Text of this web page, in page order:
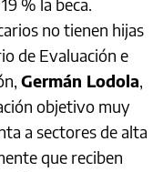
% la beca.
no tienen hijas
de Evaluación e
Germán Lodola,
objetivo muy
a sectores de alta
que reciben